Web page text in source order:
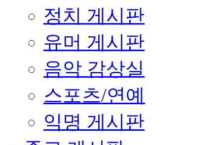
정치 게시판
유머 게시판
음악 감상실
스포츠/연예
익명 게시판